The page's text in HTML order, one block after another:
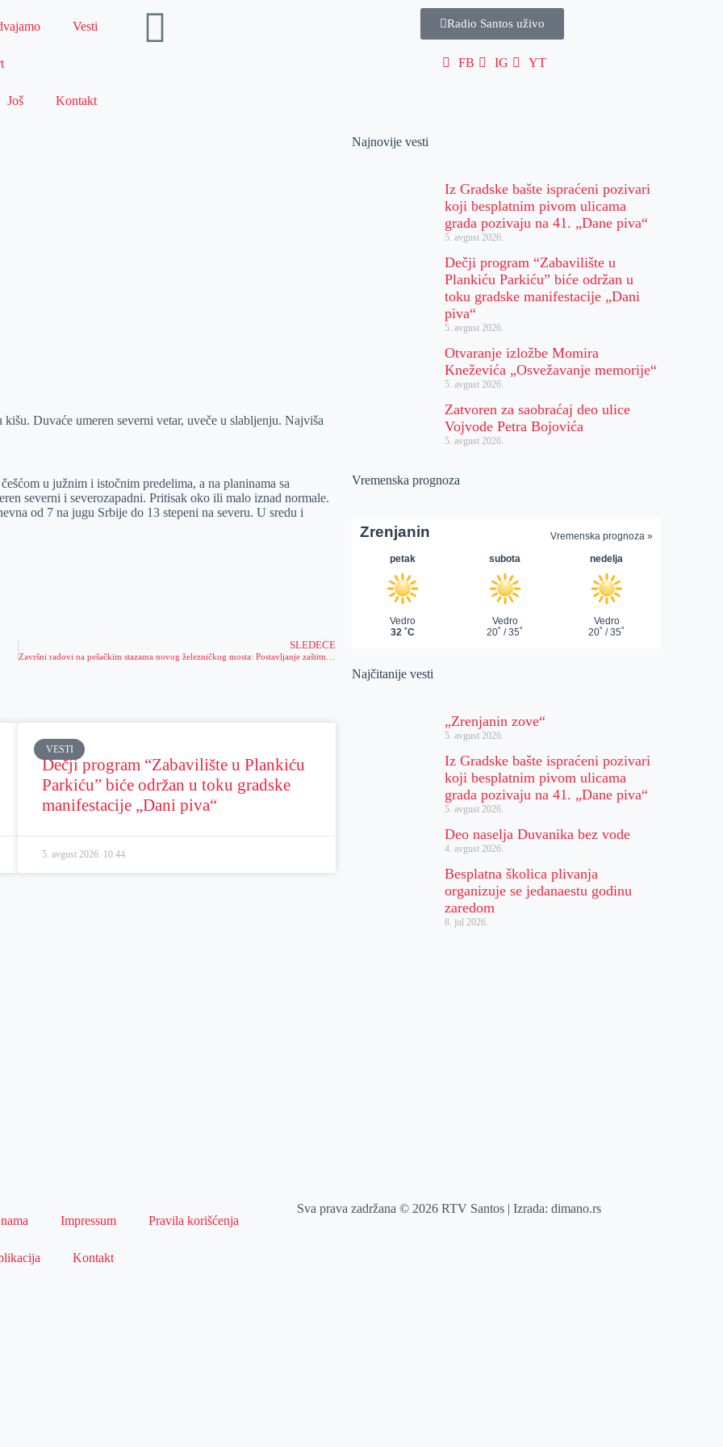
Vesti
Još Kontakt
Radio Santos uživo
FB IG YT
Duvaće umeren severni vetar, uveče u slabljenju. Najviša
u južnim i istočnim predelima, a na planinama sa
severni i severozapadni. Pritisak oko ili malo iznad normale.
od 7 na jugu Srbije do 13 stepeni na severu. U sredu i
SLEDEĆE
VESTI
Dečji program “Zabavilište u Plankiću
Parkiću” biće održan u toku gradske
manifestacije „Dani piva“
5. avgust 2026. 10:44
Najnovije vesti
Iz Gradske bašte ispraćeni pozivari
koji besplatnim pivom ulicama
grada pozivaju na 41. „Dane piva“
5. avgust 2026.
Dečji program “Zabavilište u
Plankiću Parkiću” biće održan u
toku gradske manifestacije „Dani
piva“
5. avgust 2026.
Otvaranje izložbe Momira
Kneževića „Osvežavanje memorije“
5. avgust 2026.
Zatvoren za saobraćaj deo ulice
Vojvode Petra Bojovića
5. avgust 2026.
Vremenska prognoza
Najčitanije vesti
„Zrenjanin zove“
5. avgust 2026.
Iz Gradske bašte ispraćeni pozivari
koji besplatnim pivom ulicama
grada pozivaju na 41. „Dane piva“
5. avgust 2026.
Deo naselja Duvanika bez vode
4. avgust 2026.
Besplatna školica plivanja
organizuje se jedanaestu godinu
zaredom
8. jul 2026.
Impressum Pravila korišćenja
Kontakt
Sva prava zadržana © 2026 RTV Santos | Izrada:dimano.rs